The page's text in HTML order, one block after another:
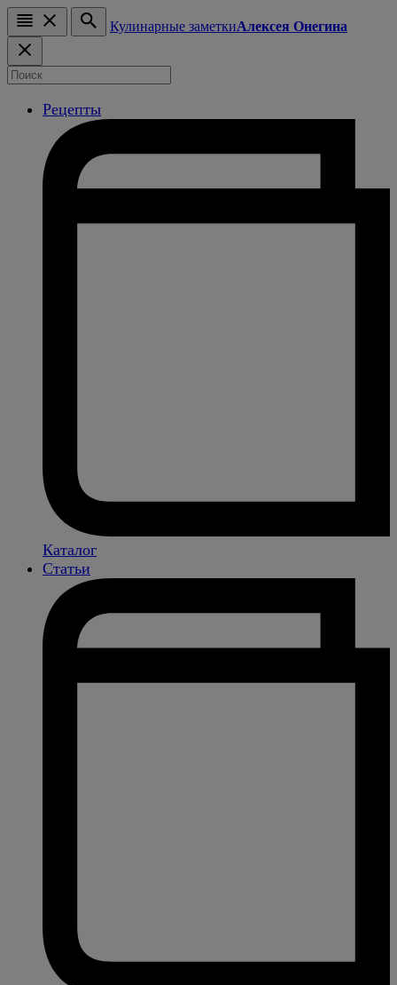
Кулинарные заметкиАлексея Онегина
Рецепты
Каталог
Статьи